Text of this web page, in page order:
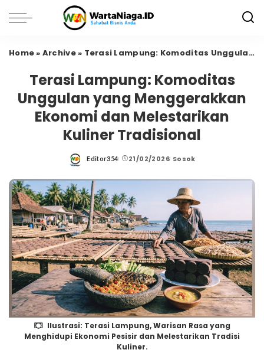
Home » Archive» Terasi Lampung: Komoditas Unggulan yang Menggerakkan Ekonomi dan Melestarikan Kuliner Tradisional
Terasi Lampung: Komoditas
Unggulan yang Menggerakkan
Ekonomi dan Melestarikan
Kuliner Tradisional
Posted
Editor354 21/02/2026 Sosok
Ilustrasi: Terasi Lampung, Warisan Rasa yang
Menghidupi Ekonomi Pesisir dan Melestarikan Tradisi
Kuliner.